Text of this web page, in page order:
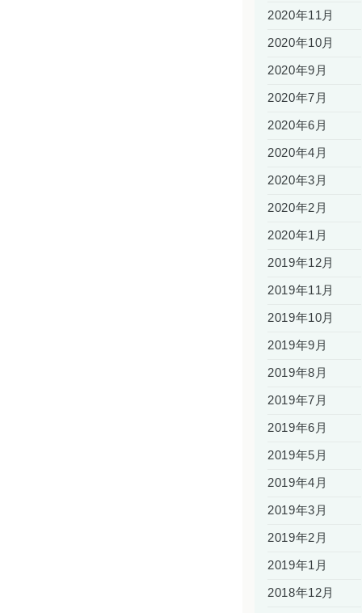
2020年11月
2020年10月
2020年9月
2020年7月
2020年6月
2020年4月
2020年3月
2020年2月
2020年1月
2019年12月
2019年11月
2019年10月
2019年9月
2019年8月
2019年7月
2019年6月
2019年5月
2019年4月
2019年3月
2019年2月
2019年1月
2018年12月